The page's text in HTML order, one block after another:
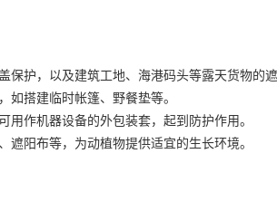
护，以及建筑工地、海港码头等露天货物的遮
搭建临时帐篷、野餐垫等。
作机器设备的外包装套，起到防护作用。
阳布等，为动植物提供适宜的生长环境。